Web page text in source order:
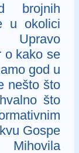
brojnih
u okolici
o kako se
god u
nešto što
što
Gospe